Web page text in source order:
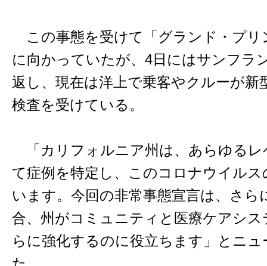
この事態を受けて「グランド・プリ
に向かっていたが、4日にはサンフラ
返し、現在は洋上で乗客やクルーが新
検査を受けている。
「カリフォルニア州は、あらゆるレ
て症例を特定し、このコロナウイル
います。今回の非常事態宣言は、さら
合、州がコミュニティと医療ケアシ
らに強化するのに役立ちます」とニ